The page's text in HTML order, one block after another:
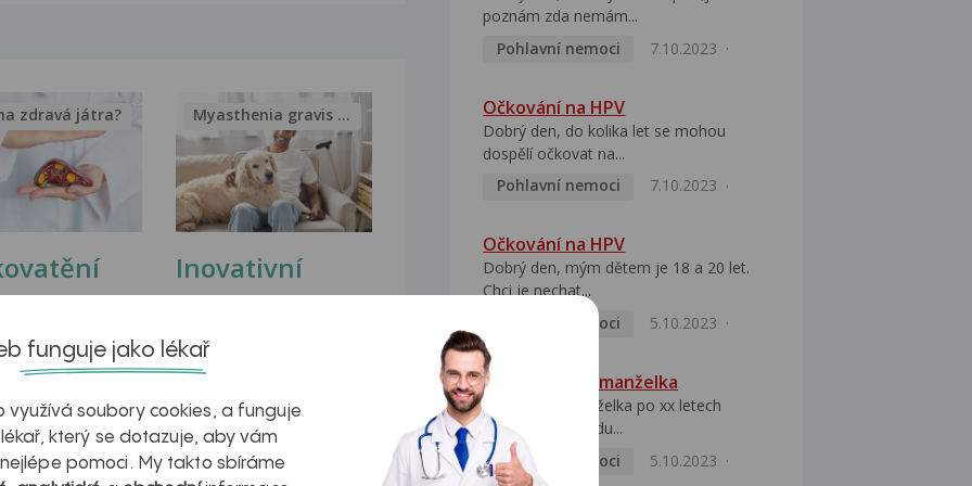
v datech a
zdravá játra?
Inovativní
léčba
myastenie –
kteří ji...
Myasthenia gravis – vše, co...
poznám zda nemám...
Pohlavní nemoci
7.10.2023
Očkování na HPV
Dobrý den, do kolika let se mohou
dospělí očkovat na...
Pohlavní nemoci
7.10.2023
Očkování na HPV
Dobrý den, mým dětem je 18 a 20 let.
Chci je nechat...
Pohlavní nemoci
5.10.2023
HPV pozitivní manželka
Dobrý den, manželka po xx letech
přivezla z Východu...
Pohlavní nemoci
5.10.2023
funguje jako lékař
využívá soubory cookies, a funguje
který se dotazuje, aby vám
pomoci. My takto sbíráme